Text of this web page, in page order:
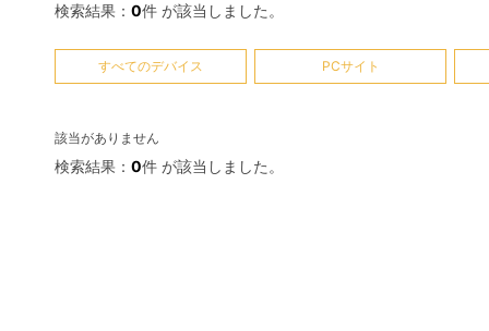
検索結果： 0件 が該当しました。
すべてのデバイス PCサイト
該当がありません
検索結果： 0件 が該当しました。